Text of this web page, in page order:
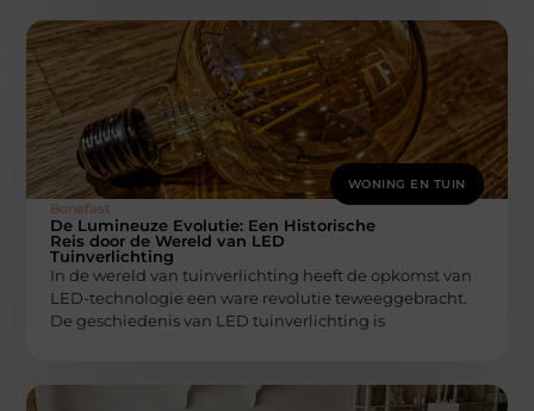
WONING EN TUIN
Bonefast
De Lumineuze Evolutie: Een Historische
Reis door de Wereld van LED
Tuinverlichting
In de wereld van tuinverlichting heeft de opkomst van
LED-technologie een ware revolutie teweeggebracht.
De geschiedenis van LED tuinverlichting is